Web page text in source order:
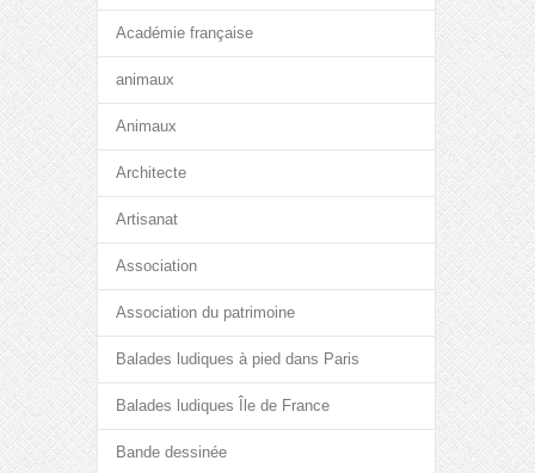
Académie française
animaux
Animaux
Architecte
Artisanat
Association
Association du patrimoine
Balades ludiques à pied dans Paris
Balades ludiques Île de France
Bande dessinée